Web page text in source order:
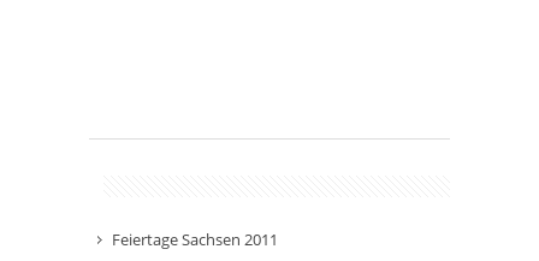
Feiertage Sachsen 2011